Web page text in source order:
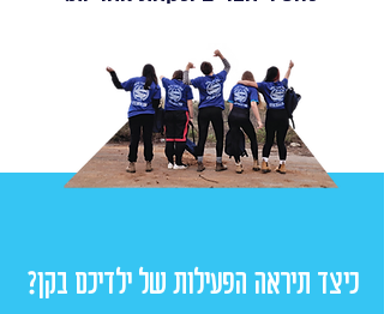
כיצד תיראה הפעילות של ילדיכם בקן?